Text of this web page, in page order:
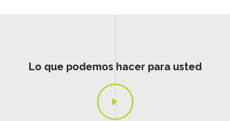
Lo que podemos hacer para usted